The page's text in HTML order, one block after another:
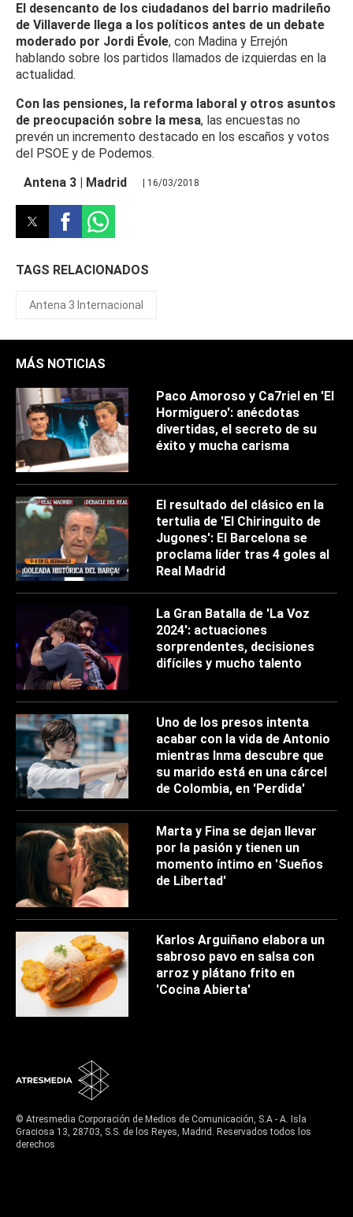
El desencanto de los ciudadanos del barrio madrileño
de Villaverde llega a los políticos antes de un debate
moderado por Jordi Évole, con Madina y Errejón
hablando sobre los partidos llamados de izquierdas en la
actualidad.
Con las pensiones, la reforma laboral y otros asuntos
de preocupación sobre la mesa, las encuestas no
prevén un incremento destacado en los escaños y votos
del PSOE y de Podemos.
Antena 3 | Madrid
| 16/03/2018
TAGS RELACIONADOS
Antena 3 Internacional
MÁS NOTICIAS
Paco Amoroso y Ca7riel en 'El
Hormiguero': anécdotas
divertidas, el secreto de su
éxito y mucha carisma
El resultado del clásico en la
tertulia de 'El Chiringuito de
Jugones': El Barcelona se
proclama líder tras 4 goles al
Real Madrid
La Gran Batalla de 'La Voz
2024': actuaciones
sorprendentes, decisiones
difíciles y mucho talento
Uno de los presos intenta
acabar con la vida de Antonio
mientras Inma descubre que
su marido está en una cárcel
de Colombia, en 'Perdida'
Marta y Fina se dejan llevar
por la pasión y tienen un
momento íntimo en 'Sueños
de Libertad'
Karlos Arguiñano elabora un
sabroso pavo en salsa con
arroz y plátano frito en
'Cocina Abierta'
© Atresmedia Corporación de Medios de Comunicación, S.A - A. Isla
Graciosa 13, 28703, S.S. de los Reyes, Madrid. Reservados todos los
derechos